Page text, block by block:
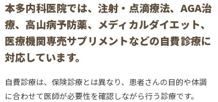
本多内科医院では、注射・点滴療法、AGA治
療、高山病予防薬、メディカルダイエット、
医療機関専売サプリメントなどの自費診療に
対応しています。
自費診療は、保険診療とは異なり、患者さんの目的や体調
に合わせて医師が必要性を確認しながら行う診療です。